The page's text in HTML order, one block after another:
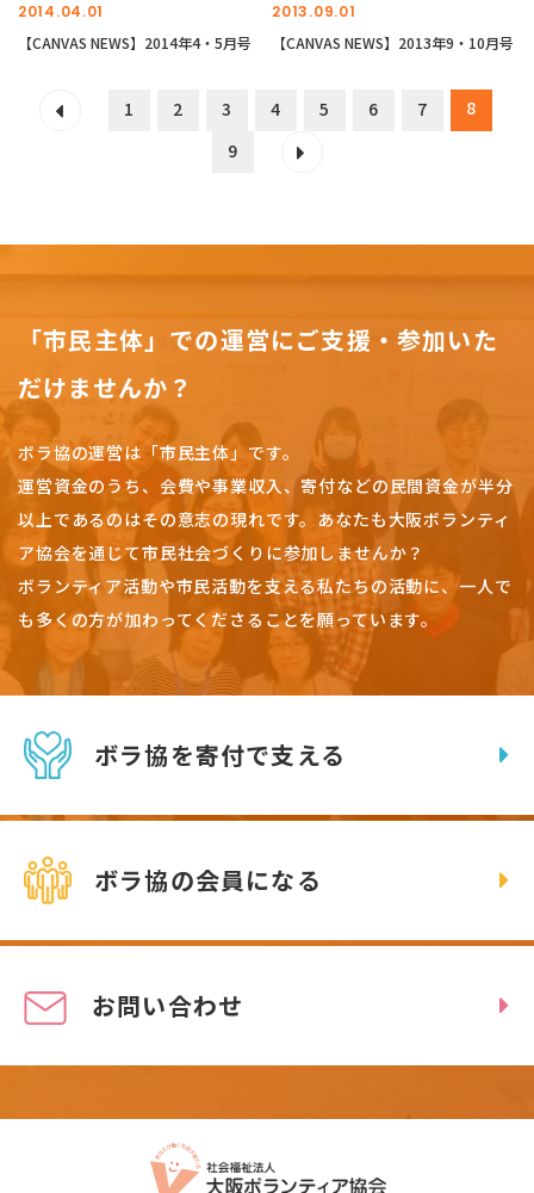
2014.04.01
【CANVAS NEWS】2014年4・5月号
2013.09.01
【CANVAS NEWS】2013年9・10月号
1 2 3 4 5 6 7
8
9
「市民主体」での運営にご支援・参加いた
だけませんか？
ボラ協の運営は「市民主体」です。
運営資金のうち、会費や事業収入、寄付などの民間資金が半分
以上であるのはその意志の現れです。 あなたも大阪ボランティ
ア協会を通じて市民社会づくりに参加しませんか？
ボランティア活動や市民活動を支える私たちの活動に、一人で
も多くの方が加わってくださることを願っています。
ボラ協を寄付で支える
ボラ協の会員になる
お問い合わせ